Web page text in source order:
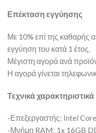
Επέκταση εγγύησης
Με 10% επί της καθαρής
εγγύηση του κατά 1 έτος.
Μέγιστη αγορά ανά
Η αγορά γίνεται
Τεχνικά χαρακτηριστικά
-Επεξεργαστής: Intel
-Μνήμη RAM: 1x 16GB